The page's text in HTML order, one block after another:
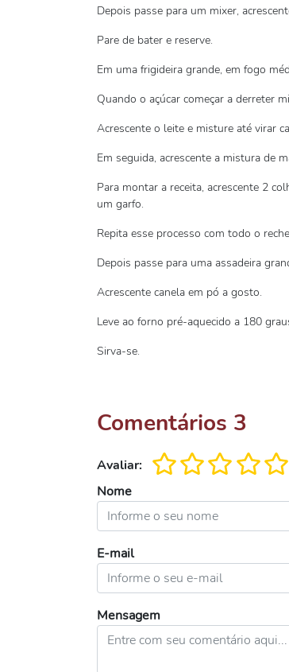
Depois passe para um mixer,
Pare de bater e reserve.
Em uma frigideira grande, em fogo
Quando o açúcar começar a derreter
Acrescente o leite e misture até virar
Em seguida, acrescente a mistura de
Para montar a receita, acrescente 2
um garfo.
Repita esse processo com todo o
Depois passe para uma assadeira
Acrescente canela em pó a gosto.
Leve ao forno pré-aquecido a 180
Sirva-se.
Comentários 3
Avaliar:
Nome
E-mail
Mensagem